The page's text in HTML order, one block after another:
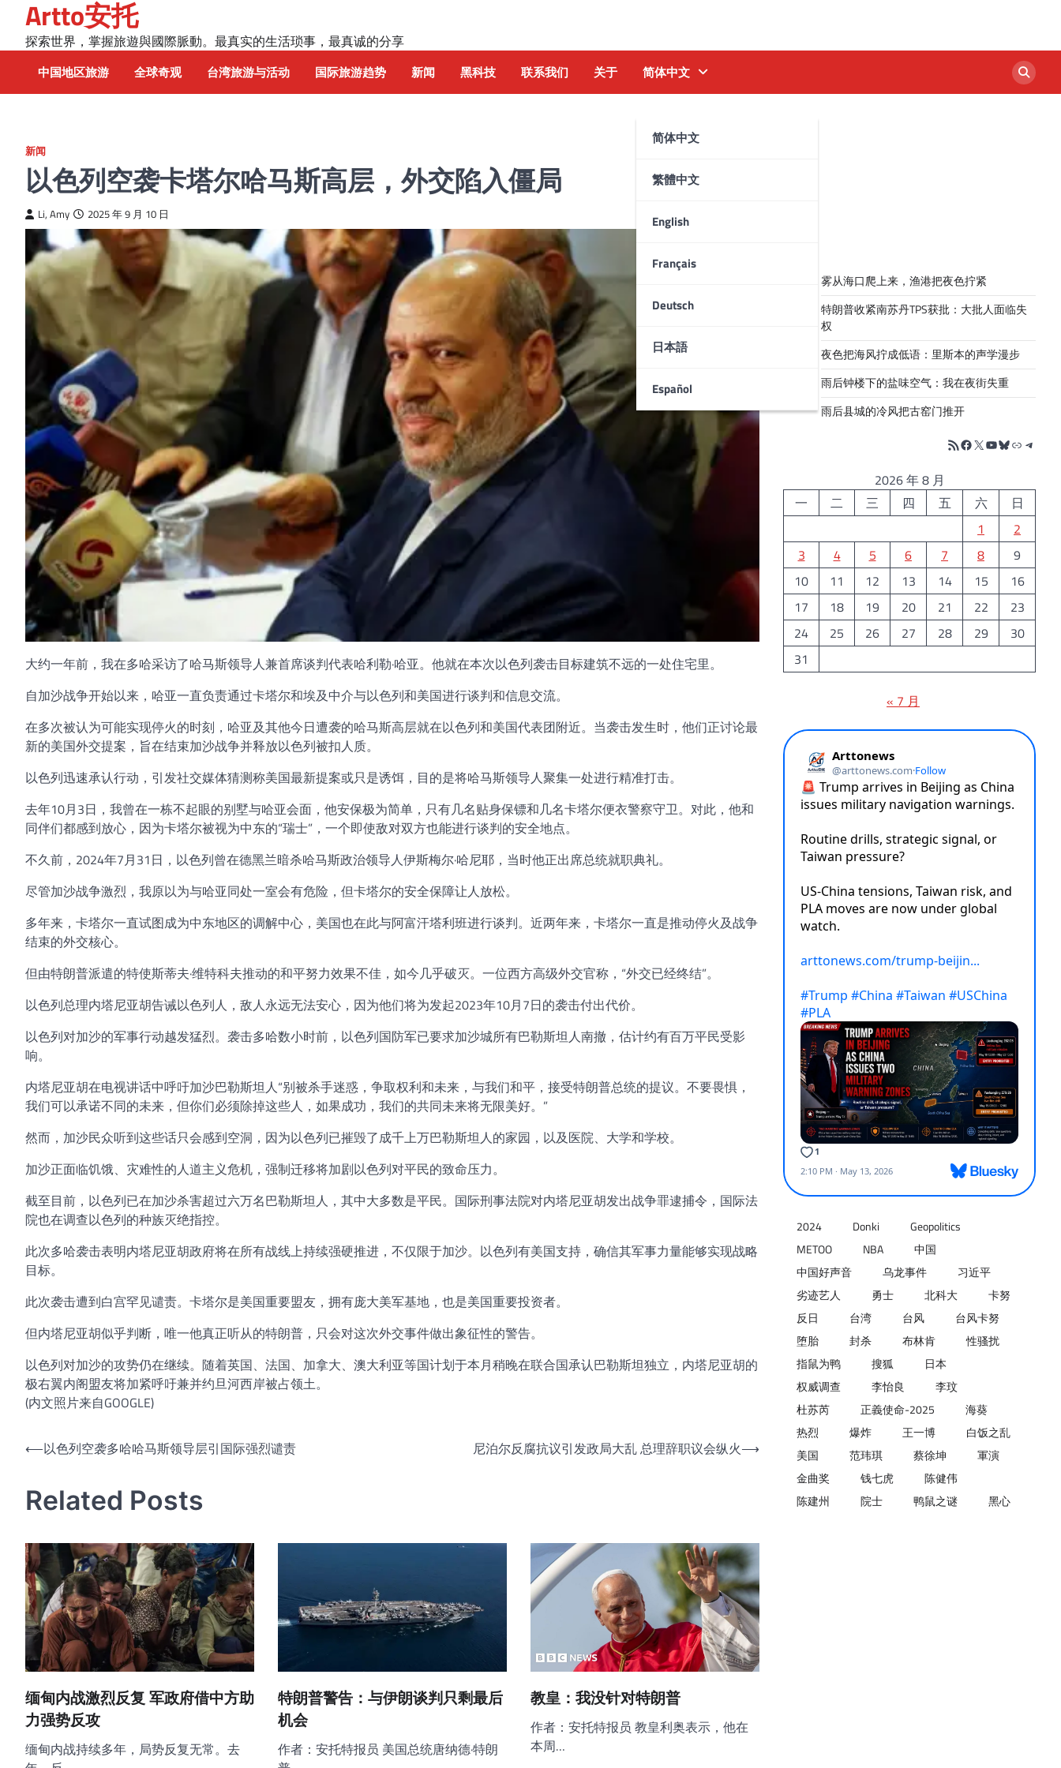
content
Artto安托
探索世界，掌握旅遊與國際脈動。最真实的生活琐事，最真诚的分享
中国地区旅游 全球奇观 台湾旅游与活动 国际旅游趋势 新闻 黑科技 联系我们 关于 简体中文
简体中文
繁體中文
English
Français
Deutsch
日本語
Español
新闻
以色列空袭卡塔尔哈马斯高层，外交陷入僵局
Li, Amy 2025 年 9 月 10 日
大约一年前，我在多哈采访了哈马斯领导人兼首席谈判代表哈利勒·哈亚。他就在本次以色列袭击目标建筑不远的一处住宅里。
自加沙战争开始以来，哈亚一直负责通过卡塔尔和埃及中介与以色列和美国进行谈判和信息交流。
在多次被认为可能实现停火的时刻，哈亚及其他今日遭袭的哈马斯高层就在以色列和美国代表团附近。当袭击发生时，他们正讨论最
新的美国外交提案，旨在结束加沙战争并释放以色列被扣人质。
以色列迅速承认行动，引发社交媒体猜测称美国最新提案或只是诱饵，目的是将哈马斯领导人聚集一处进行精准打击。
去年10月3日，我曾在一栋不起眼的别墅与哈亚会面，他安保极为简单，只有几名贴身保镖和几名卡塔尔便衣警察守卫。对此，他和
同伴们都感到放心，因为卡塔尔被视为中东的“瑞士”，一个即使敌对双方也能进行谈判的安全地点。
不久前，2024年7月31日，以色列曾在德黑兰暗杀哈马斯政治领导人伊斯梅尔·哈尼耶，当时他正出席总统就职典礼。
尽管加沙战争激烈，我原以为与哈亚同处一室会有危险，但卡塔尔的安全保障让人放松。
多年来，卡塔尔一直试图成为中东地区的调解中心，美国也在此与阿富汗塔利班进行谈判。近两年来，卡塔尔一直是推动停火及战争
结束的外交核心。
但由特朗普派遣的特使斯蒂夫·维特科夫推动的和平努力效果不佳，如今几乎破灭。一位西方高级外交官称，“外交已经终结”。
以色列总理内塔尼亚胡告诫以色列人，敌人永远无法安心，因为他们将为发起2023年10月7日的袭击付出代价。
以色列对加沙的军事行动越发猛烈。袭击多哈数小时前，以色列国防军已要求加沙城所有巴勒斯坦人南撤，估计约有百万平民受影
响。
内塔尼亚胡在电视讲话中呼吁加沙巴勒斯坦人“别被杀手迷惑，争取权利和未来，与我们和平，接受特朗普总统的提议。不要畏惧，
我们可以承诺不同的未来，但你们必须除掉这些人，如果成功，我们的共同未来将无限美好。”
然而，加沙民众听到这些话只会感到空洞，因为以色列已摧毁了成千上万巴勒斯坦人的家园，以及医院、大学和学校。
加沙正面临饥饿、灾难性的人道主义危机，强制迁移将加剧以色列对平民的致命压力。
截至目前，以色列已在加沙杀害超过六万名巴勒斯坦人，其中大多数是平民。国际刑事法院对内塔尼亚胡发出战争罪逮捕令，国际法
院也在调查以色列的种族灭绝指控。
此次多哈袭击表明内塔尼亚胡政府将在所有战线上持续强硬推进，不仅限于加沙。以色列有美国支持，确信其军事力量能够实现战略
目标。
此次袭击遭到白宫罕见谴责。卡塔尔是美国重要盟友，拥有庞大美军基地，也是美国重要投资者。
但内塔尼亚胡似乎判断，唯一他真正听从的特朗普，只会对这次外交事件做出象征性的警告。
以色列对加沙的攻势仍在继续。随着英国、法国、加拿大、澳大利亚等国计划于本月稍晚在联合国承认巴勒斯坦独立，内塔尼亚胡的
极右翼内阁盟友将加紧呼吁兼并约旦河西岸被占领土。
(内文照片来自GOOGLE)
文
导
⟵以色列空袭多哈哈马斯领导层引国际强烈谴责 尼泊尔反腐抗议引发政局大乱 总理辞职议会纵火⟶
Related Posts
缅甸内战激烈反复 军政府借中方助
力强势反攻
缅甸内战持续多年，局势反复无常。去
特朗普警告：与伊朗谈判只剩最后
机会
作者：安托特报员 美国总统唐纳德·特朗
教皇：我没针对特朗普
作者：安托特报员 教皇利奥表示，他在
本周…
雾从海口爬上来，渔港把夜色拧紧
特朗普收紧南苏丹TPS获批：大批人面临失
权
夜色把海风拧成低语：里斯本的声学漫步
雨后钟楼下的盐味空气：我在夜街失重
雨后县城的冷风把古窑门推开
RSS FeedFacebook
X YouTube
Bluesky
链接
2026 年 8 月
一
二 三 四 五 六
日
1
2
3
4 5 6 7 8
9
10
11 12 13 14 15
16
17
18 19 20 21 22
23
24
25 26 27 28 29
30
31
« 7 月
2024 Donki
Geopolitics
METOO
NBA
中国
中国好声音
乌龙事件
习近平
劣迹艺人
勇士 北科大
卡努
反日
台湾 台风
台风卡努
堕胎
封杀 布林肯
性骚扰
指鼠为鸭
搜狐
日本
权威调查
李怡良
李玟
杜苏芮
正義使命-2025
海葵
热烈
爆炸 王一博
白饭之乱
美国
范玮琪 蔡徐坤
軍演
金曲奖
钱七虎
陈健伟
陈建州
院士 鸭鼠之谜 黑心